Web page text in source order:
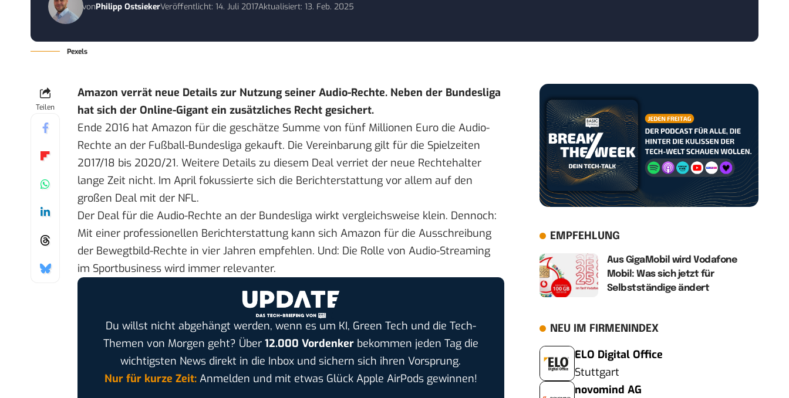
vonPhilipp OstsiekerVeröffentlicht: 14. Juli 2017Aktualisiert: 13. Feb. 2025
Pexels
Teilen
Amazon verrät neue Details zur Nutzung seiner Audio-Rechte. Neben der Bundesliga
hat sich der Online-Gigant ein zusätzliches Recht gesichert.
Ende 2016 hat Amazon für die geschätze Summe von fünf Millionen Euro die Audio-
Rechte an der Fußball-Bundesliga gekauft. Die Vereinbarung gilt für die Spielzeiten
2017/18 bis 2020/21. Weitere Details zu diesem Deal verriet der neue Rechtehalter
lange Zeit nicht. Im April fokussierte sich die Berichterstattung vor allem auf den
großen Deal mit der NFL.
Der Deal für die Audio-Rechte an der Bundesliga wirkt vergleichsweise klein. Dennoch:
Mit einer professionellen Berichterstattung kann sich Amazon für die Ausschreibung
der Bewegtbild-Rechte in vier Jahren empfehlen. Und: Die Rolle von Audio-Streaming
im Sportbusiness wird immer relevanter.
Du willst nicht abgehängt werden, wenn es um KI, Green Tech und die Tech-
Themen von Morgen geht? Über 12.000 Vordenkerbekommen jeden Tag die
wichtigsten News direkt in die Inbox und sichern sich ihren Vorsprung.
Nur für kurze Zeit:Anmelden und mit etwas Glück Apple AirPods gewinnen!
EMPFEHLUNG
Aus GigaMobil wird Vodafone
Mobil: Was sich jetzt für
Selbstständige ändert
NEU IM FIRMENINDEX
ELO Digital Office
Stuttgart
novomind AG